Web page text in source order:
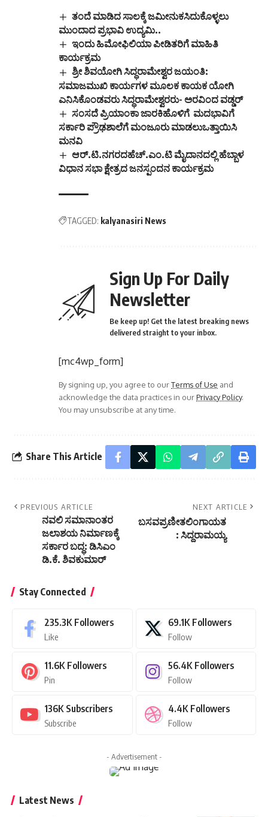
ತಂದೆ ಮಾಡಿದ ಸಾಲಕ್ಕೆ ಜಮೀನುಕಸಿದುಕೊಳ್ಳಲು
ಮುಂದಾದ ಪ್ರಭಾವಿ ಉದ್ಯಮಿ..
ಇಂದು ಹಿಮೋಫಿಲಿಯಾ ಪೀಡಿತರಿಗೆ ಮಾಹಿತಿ
ಕಾರ್ಯಕ್ರಮ
ಶ್ರೀ ಶಿವಯೋಗಿ ಸಿದ್ಧರಾಮೇಶ್ವರ ಜಯಂತಿ:
ಸಮಾಜಮುಖಿ ಕಾರ್ಯಗಳ ಮೂಲಕ ಕಾಯಕ ಯೋಗಿ
ಎನಿಸಿಕೊಂಡವರು ಸಿದ್ಧರಾಮೇಶ್ವರರು- ಅರವಿಂದ ವಡ್ಡರ್
ಸಂಸದೆ ಪ್ರಿಯಾಂಕಾ ಜಾರಕಿಹೊಳಿಗೆ ಮದಭಾವಿಗೆ
ಸರ್ಕಾರಿ ಪ್ರೌಢಶಾಲೆಗೆ ಮಂಜೂರು ಮಾಡಲುಒತ್ತಾಯಿಸಿ
ಮನವಿ
ಆರ್.ಟಿ.ನಗರದಹೆಚ್.ಎಂ.ಟಿ ಮೈದಾನದಲ್ಲಿ ಹೆಬ್ಬಾಳ
ವಿಧಾನ ಸಭಾ ಕ್ಷೇತ್ರದ ಜನಸ್ಪಂದನ ಕಾರ್ಯಕ್ರಮ
TAGGED: kalyanasiri News
Sign Up For Daily
Newsletter
Be keep up! Get the latest breaking news
delivered straight to your inbox.
[mc4wp_form]
By signing up, you agree to ourTerms of Use and
acknowledge the data practices in ourPrivacy Policy.
You may unsubscribe at any time.
Share This Article
PREVIOUS ARTICLE
ನವಲಿ ಸಮಾನಾಂತರ
ಜಲಾಶಯ ನಿರ್ಮಾಣಕ್ಕೆ
ಸರ್ಕಾರ ಬದ್ಧ: ಡಿಸಿಎಂ
ಡಿ.ಕೆ. ಶಿವಕುಮಾರ್
NEXT ARTICLE
ಬಸವಪ್ರಣೀತಲಿಂಗಾಯತ
: ಸಿದ್ದರಾಮಯ್ಯ
Stay Connected
235.3K Followers
Like
69.1K Followers
Follow
11.6K Followers
Pin
56.4K Followers
Follow
136K Subscribers
Subscribe
4.4K Followers
Follow
- Advertisement -
Latest News